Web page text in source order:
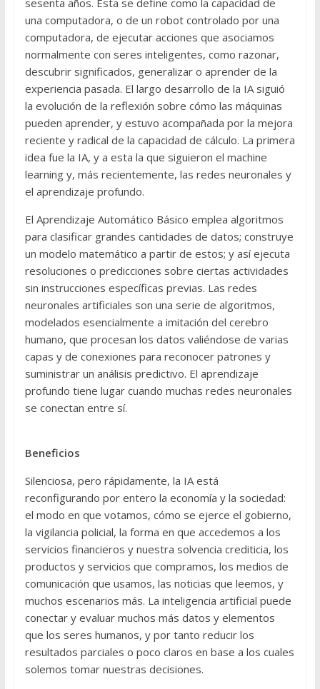
sesenta años. Esta se define como la capacidad de
una computadora, o de un robot controlado por una
computadora, de ejecutar acciones que asociamos
normalmente con seres inteligentes, como razonar,
descubrir significados, generalizar o aprender de la
experiencia pasada. El largo desarrollo de la IA siguió
la evolución de la reflexión sobre cómo las máquinas
pueden aprender, y estuvo acompañada por la mejora
reciente y radical de la capacidad de cálculo. La primera
idea fue la IA, y a esta la que siguieron el machine
learning y, más recientemente, las redes neuronales y
el aprendizaje profundo.
El Aprendizaje Automático Básico emplea algoritmos
para clasificar grandes cantidades de datos; construye
un modelo matemático a partir de estos; y así ejecuta
resoluciones o predicciones sobre ciertas actividades
sin instrucciones específicas previas. Las redes
neuronales artificiales son una serie de algoritmos,
modelados esencialmente a imitación del cerebro
humano, que procesan los datos valiéndose de varias
capas y de conexiones para reconocer patrones y
suministrar un análisis predictivo. El aprendizaje
profundo tiene lugar cuando muchas redes neuronales
se conectan entre sí.
Beneficios
Silenciosa, pero rápidamente, la IA está
reconfigurando por entero la economía y la sociedad:
el modo en que votamos, cómo se ejerce el gobierno,
la vigilancia policial, la forma en que accedemos a los
servicios financieros y nuestra solvencia crediticia, los
productos y servicios que compramos, los medios de
comunicación que usamos, las noticias que leemos, y
muchos escenarios más. La inteligencia artificial puede
conectar y evaluar muchos más datos y elementos
que los seres humanos, y por tanto reducir los
resultados parciales o poco claros en base a los cuales
solemos tomar nuestras decisiones.